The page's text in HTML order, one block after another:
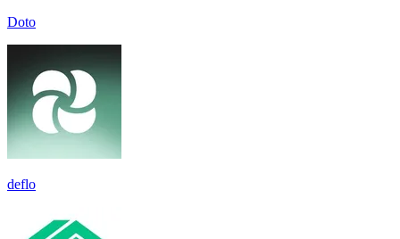
Doto
deflo